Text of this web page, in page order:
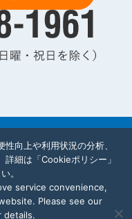
向上や利用状況の分析、
細は「Cookieポリシー」
。
service convenience,
Please see our
details.